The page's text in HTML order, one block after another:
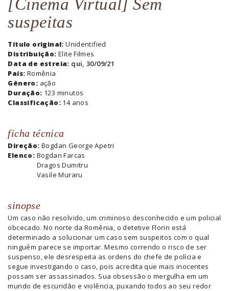
[Cinema Virtual] Sem
suspeitas
Título original:Unidentified
Distribuição: Elite Filmes
Data de estreia: qui, 30/09/21
País: Romênia
Gênero: ação
Duração: 123 minutos
Classificação: 14 anos
ficha técnica
Direção: Bogdan George Apetri
Elenco: Bogdan Farcas
Dragos Dumitru
Vasile Muraru
sinopse
Um caso não resolvido, um criminoso desconhecido e um policial
obcecado. No norte da Romênia, o detetive Florin está
determinado a solucionar um caso sem suspeitos com o qual
ninguém parece se importar. Mesmo correndo o risco de ser
suspenso, ele desrespeita as ordens do chefe de polícia e
segue investigando o caso, pois acredita que mais inocentes
possam ser assassinados. Sua obsessão o mergulha em um
mundo de escuridão e violência, puxando todos ao seu redor